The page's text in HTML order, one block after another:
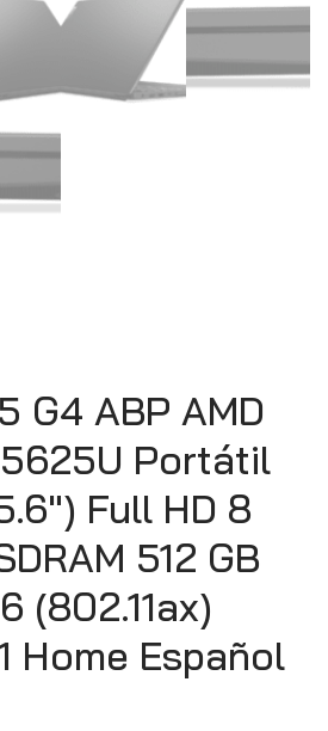
G4 ABP AMD
Portátil
Full HD 8
512 GB
(802.11ax)
Home Español